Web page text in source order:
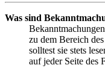
Was sind
zu dem Bereich
solltest sie stets
auf jeder Seite des